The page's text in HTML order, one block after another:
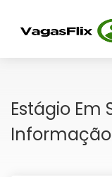
Estágio Em
Informação